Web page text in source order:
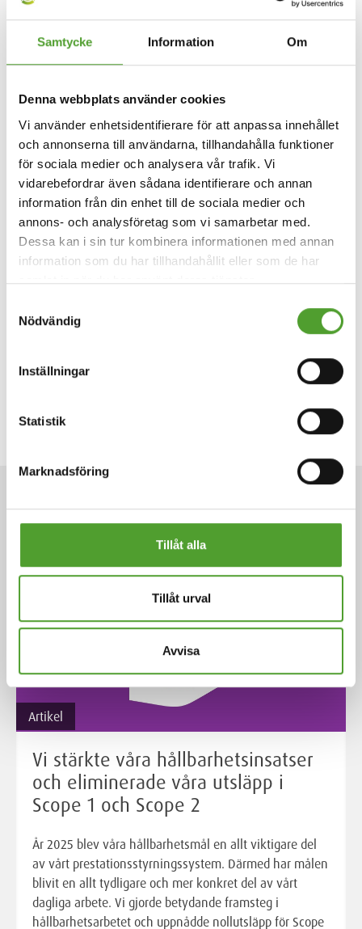
Samtycke Information Om
Denna webbplats använder cookies
Vi använder enhetsidentifierare för att anpassa innehållet
och annonserna till användarna, tillhandahålla funktioner
för sociala medier och analysera vår trafik. Vi
vidarebefordrar även sådana identifierare och annan
information från din enhet till de sociala medier och
annons- och analysföretag som vi samarbetar med.
Dessa kan i sin tur kombinera informationen med annan
information som du har tillhandahållit eller som de har
samlat in när du har använt deras tjänster.
Nödvändig
Inställningar
Statistik
Marknadsföring
Tillåt alla
Tillåt urval
Avvisa
Det kan även noteras att förberedelserna som föregick IED:n
kommande utvecklingen av miljölagstiftningen. Det bästa
skadliga alternativ och att följa förändringarna som sker på
området. Ett bra sätt att hålla sig uppdaterad med det som
pågår är att hitta en pålitlig och kunnig partner som kan
hålla dig informerad.
Industriutsläppsdirektivet och dess effekt på kraftverk
Ämnesområden:
ARTIKLAR
Artikel
Vi stärkte våra hållbarhetsinsatser
och eliminerade våra utsläpp i
Scope 1 och Scope 2
År 2025 blev våra hållbarhetsmål en allt viktigare del
av vårt prestationsstyrningssystem. Därmed har målen
blivit en allt tydligare och mer konkret del av vårt
dagliga arbete. Vi gjorde betydande framsteg i
hållbarhetsarbetet och uppnådde nollutsläpp för Scope